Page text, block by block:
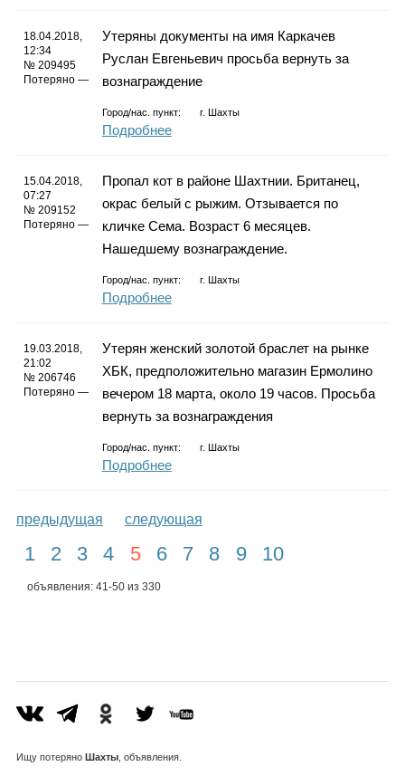
18.04.2018,
12:34
№ 209495
Потеряно —
Утеряны документы на имя Каркачев
Руслан Евгеньевич просьба вернуть за
вознаграждение
Город/нас. пункт: г. Шахты
Подробнее
15.04.2018,
07:27
№ 209152
Потеряно —
Пропал кот в районе Шахтнии. Британец,
окрас белый с рыжим. Отзывается по
кличке Сема. Возраст 6 месяцев.
Нашедшему вознаграждение.
Город/нас. пункт: г. Шахты
Подробнее
19.03.2018,
21:02
№ 206746
Потеряно —
Утерян женский золотой браслет на рынке
ХБК, предположительно магазин Ермолино
вечером 18 марта, около 19 часов. Просьба
вернуть за вознаграждения
Город/нас. пункт: г. Шахты
Подробнее
предыдущая следующая
1 2 3 4 5 6 7 8 9 10
объявления: 41-50 из 330
Ищу потеряно Шахты, объявления.